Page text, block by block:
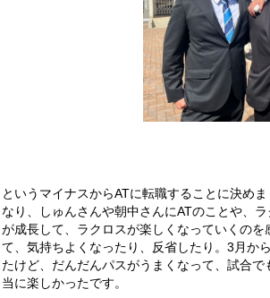
というマイナスからATに転職することに決め
なり、しゅんさんや朝中さんにATのことや、
が成長して、ラクロスが楽しくなっていくの
て、気持ちよくなったり、反省したり。3月か
たけど、だんだんパスがうまくなって、試合
当に楽しかったです。